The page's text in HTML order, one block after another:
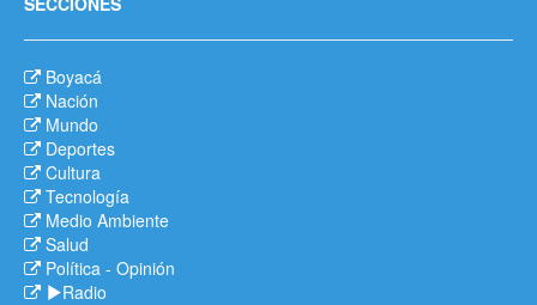
Boyacá
Nación
Mundo
Deportes
Cultura
Tecnología
Medio Ambiente
Salud
Política - Opinión
Radio